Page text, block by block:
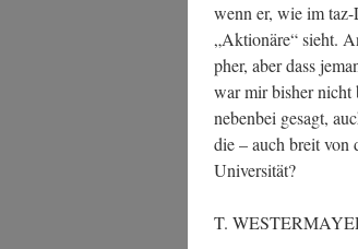
wenn er, wie im
„Aktio­nä­re“ sieht.
pher, aber dass
war mir bis­her nicht
neben­bei gesagt,
die – auch breit von
Universität?
T.